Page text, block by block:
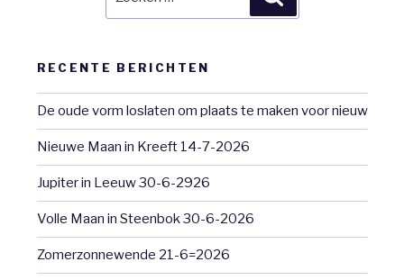
RECENTE BERICHTEN
De oude vorm loslaten om plaats te maken voor nieuw
Nieuwe Maan in Kreeft 14-7-2026
Jupiter in Leeuw 30-6-2926
Volle Maan in Steenbok 30-6-2026
Zomerzonnewende 21-6=2026